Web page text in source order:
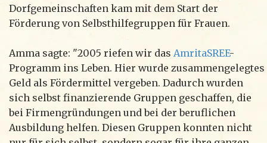
Dorfgemeinschaften kam mit dem Start der
Förderung von Selbsthilfegruppen für Frauen.
Amma sagte: "2005 riefen wir das AmritaSREE-
Programm ins Leben. Hier wurde zusammengelegtes
Geld als Fördermittel vergeben. Dadurch wurden
sich selbst finanzierende Gruppen geschaffen, die
bei Firmengründungen und bei der beruflichen
Ausbildung helfen. Diesen Gruppen konnten nicht